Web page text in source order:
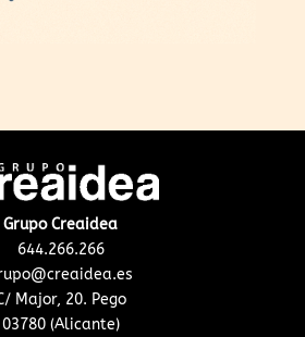
Grupo Creaidea
644.266.266
Major, 20. Pego
03780 (Alicante)